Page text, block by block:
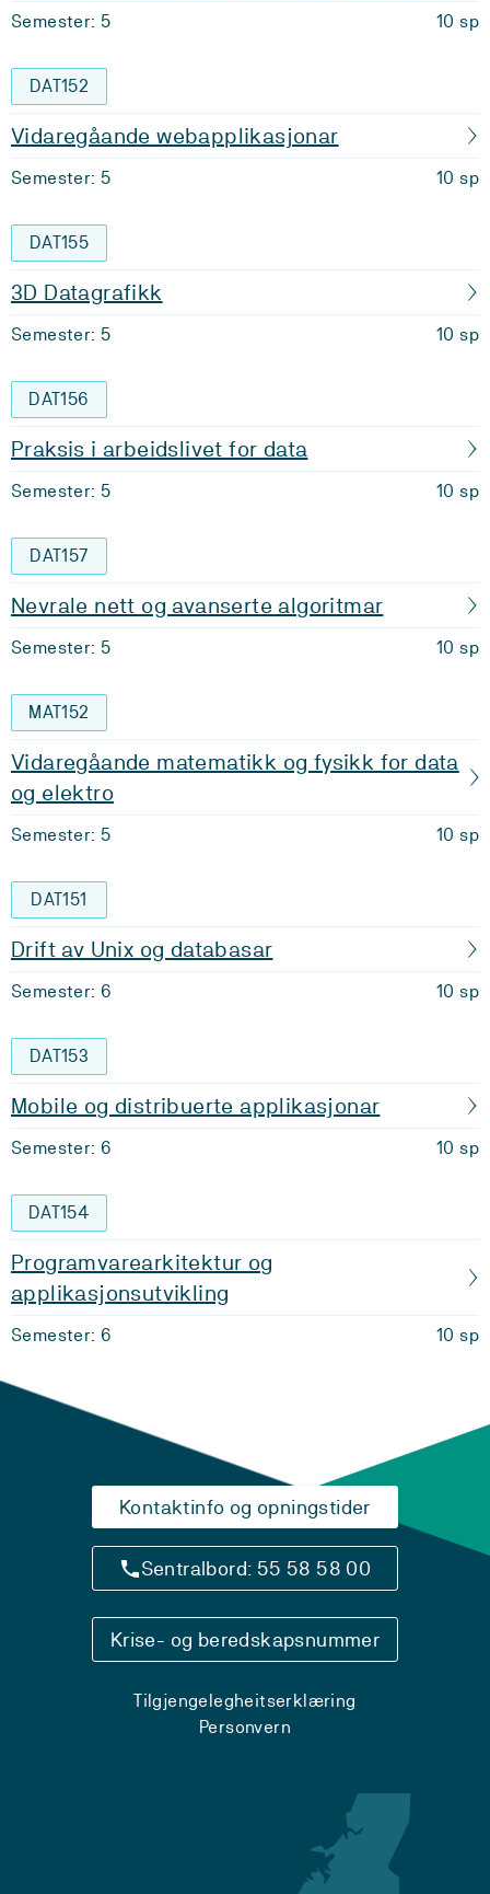
Semester: 5 10 sp
DAT152
Vidaregåande webapplikasjonar
Semester: 5 10 sp
DAT155
3D Datagrafikk
Semester: 5 10 sp
DAT156
Praksis i arbeidslivet for data
Semester: 5 10 sp
DAT157
Nevrale nett og avanserte algoritmar
Semester: 5 10 sp
MAT152
Vidaregåande matematikk og fysikk for data
og elektro
Semester: 5 10 sp
DAT151
Drift av Unix og databasar
Semester: 6 10 sp
DAT153
Mobile og distribuerte applikasjonar
Semester: 6 10 sp
DAT154
Programvarearkitektur og
applikasjonsutvikling
Semester: 6 10 sp
Kontaktinfo og opningstider
Sentralbord: 55 58 58 00
Krise- og beredskapsnummer
Tilgjengelegheitserklæring
Personvern